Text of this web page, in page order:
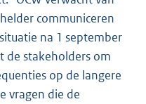
communiceren
na 1 september
de stakeholders om
op de langere
vragen die de